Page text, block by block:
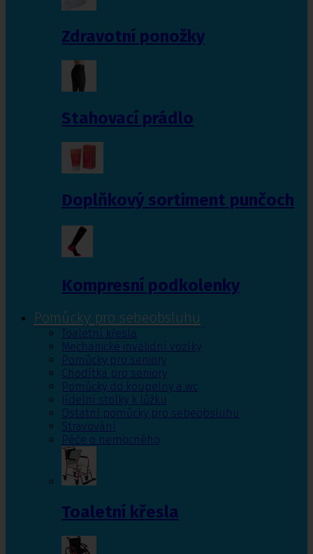
Zdravotní ponožky
Stahovací prádlo
Doplňkový sortiment punčoch
Kompresní podkolenky
Pomůcky pro sebeobsluhu
Toaletní křesla
Mechanické invalidní vozíky
Pomůcky pro seniory
Chodítka pro seniory
Pomůcky do koupelny a wc
Jídelní stolky k lůžku
Ostatní pomůcky pro sebeobsluhu
Stravování
Péče o nemocného
Toaletní křesla